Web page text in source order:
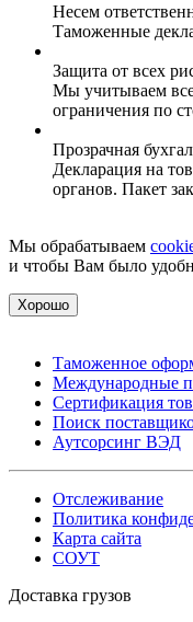
Несем
Таможенные
Защита от всех
Мы учитываем
ограничения по
Прозрачная
Декларация на
органов. Пакет
Мы обрабатываем
и чтобы Вам было
Хорошо
Таможенное
Международные
Сертификация
Поиск
Аутсорсинг ВЭД
Отслеживание
Политика
Карта сайта
СОУТ
Доставка грузов